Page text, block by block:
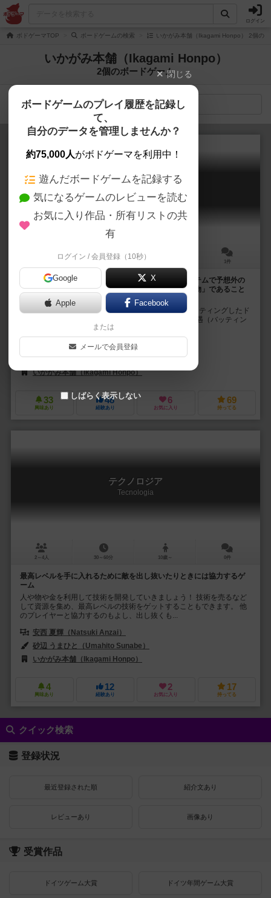
ログイン
ボドゲーマTOP ボードゲームの検索 いかがみ本舗（Ikagami Honpo） 2個の
いかがみ本舗（Ikagami Honpo）
2個のボードゲーム
検索メニュー
君を殺して君になる
Kimi wo Koroshite Kimi ni Naru
10～20分 1件
ドッペルゲンガーたちの殺し合い！バッティングシステムで予想外の
展開！！「偽物」だらけの場を制して、あなたが「本物」であること
を証明しろ！！！
【B０５】２０１９秋新作「君を殺して君になる」バッティングしたド
ッペルゲンガーを倒せ！ 「君を殺して君になる」は遭遇（バッティン
グ）してしまったドッペルゲンガーたちが...
安西 夏輝（Natsuki Anzai）
砂辺 うまひと（Umahito Sunabe）
いかがみ本舗（Ikagami Honpo）
33
興味あり
48
経験あり
6
お気に入り
69
持ってる
テクノロジア
Tecnologia
2～4人 30～60分 10歳～ 0件
最高レベルを手に入れるために敵を出し抜いたりときには協力するゲ
ーム
人や物や金を利用して技術を開発していきましょう！ 技術を売るなど
して資源を集め、最高レベルの技術をゲットすることもできます。 他
のプレイヤーと協力するのもよし、出し抜くも...
安西 夏輝（Natsuki Anzai）
砂辺 うまひと（Umahito Sunabe）
いかがみ本舗（Ikagami Honpo）
4
興味あり
12
経験あり
2
お気に入り
17
持ってる
クイック検索
登録状況
最近登録された順 紹介文あり
レビューあり 画像あり
受賞作品
ドイツゲーム大賞 ドイツ年間ゲーム大賞
閉じる
ボードゲームのプレイ履歴を記録し
て、
自分のデータを管理しませんか？
約75,000人がボドゲーマを利用中！
遊んだボードゲームを記録する
気になるゲームのレビューを読む
お気に入り作品・所有リストの共
有
ログイン / 会員登録（10秒）
Google X
Apple Facebook
または
メールで会員登録
しばらく表示しない